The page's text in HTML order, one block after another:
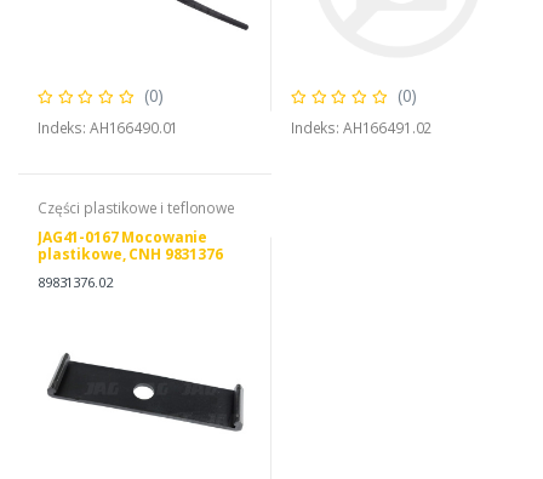
(0)
Indeks: AH166490.01
(0)
Indeks: AH166491.02
Części plastikowe i teflonowe
JAG41-0167 Mocowanie
plastikowe, CNH 9831376
89831376.02